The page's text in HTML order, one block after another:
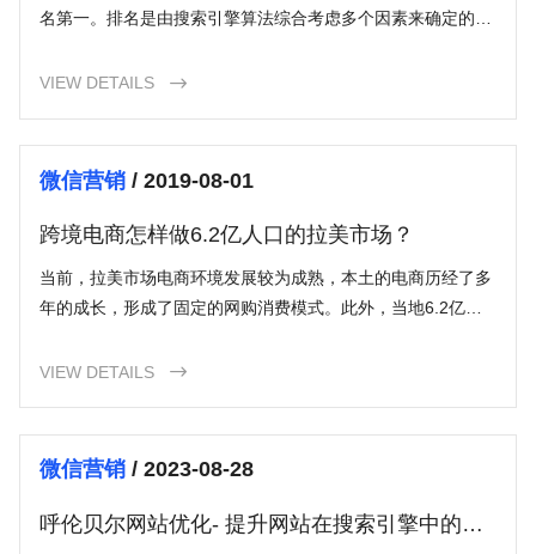
名第一。排名是由搜索引擎算法综合考虑多个因素来确定的，
VIEW DETAILS

微信营销/ 2019-08-01
跨境电商怎样做6.2亿人口的拉美市场？
当前，拉美市场电商环境发展较为成熟，本土的电商历经了多
年的成长，形成了固定的网购消费模式。此外，当地6.2亿的
费基础。
VIEW DETAILS 
微信营销/ 2023-08-28
呼伦贝尔网站优化- 提升网站在搜索引擎中的曝